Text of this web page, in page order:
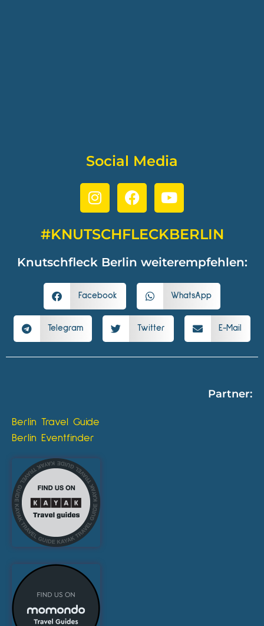
Social Media
#KNUTSCHFLECKBERLIN
Knutschfleck Berlin weiterempfehlen:
Facebook WhatsApp
Telegram Twitter E-Mail
Partner:
Berlin Travel Guide
Berlin Eventfinder